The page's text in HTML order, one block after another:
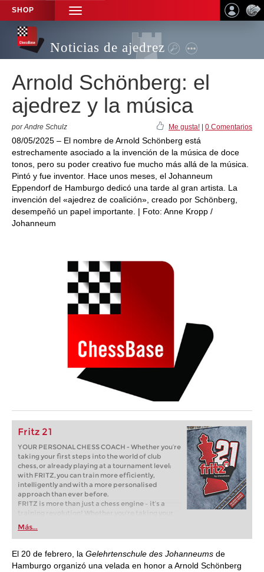
SHOP
TOGGLE
NAVIGATION
Noticias de ajedrez
Arnold Schönberg: el
ajedrez y la música
por Andre Schulz Me gusta! 0 Comentarios
08/05/2025 – El nombre de Arnold Schönberg está
estrechamente asociado a la invención de la música de doce
tonos, pero su poder creativo fue mucho más allá de la música.
Pintó y fue inventor. Hace unos meses, el Johanneum
Eppendorf de Hamburgo dedicó una tarde al gran artista. La
invención del «ajedrez de coalición», creado por Schönberg,
desempeñó un papel importante. | Foto: Anne Kropp /
Johanneum
Fritz 21
YOUR PERSONAL CHESS COACH - Whether you’re
taking your first steps into the world of club
chess, or already playing at a tournament level:
with FRITZ, you can train more efficiently,
intelligently and with a more personalised
approach than ever before.
FRITZ is more than just a chess engine – it’s a
training revolution! Whether you’re taking your
first steps into the world of club chess, or already
playing at a tournament level: with FRITZ, you can
train more efficiently, intelligently and with a
more personalised approach than ever before.
Más...
El 20 de febrero, la Gelehrtenschule des Johanneums de
Hamburgo organizó una velada en honor a Arnold Schönberg